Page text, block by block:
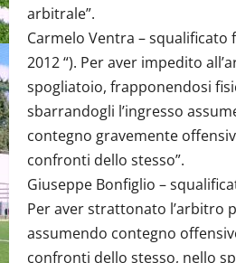
arbitrale”.
Carmelo Ventra – squalificato
2012 “). Per aver impedito
spogliatoio, frapponendosi
sbarrandogli l’ingresso
contegno gravemente
confronti dello stesso”.
Giuseppe Bonfiglio –
Per aver strattonato l’arbitro
assumendo contegno
confronti dello stesso, nello